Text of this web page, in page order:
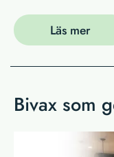
Läs mer
Bivax som